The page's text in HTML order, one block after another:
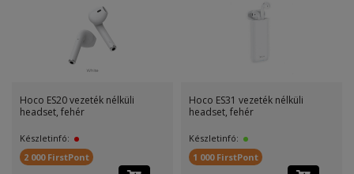
Hoco ES20 vezeték nélküli
headset, fehér
Készletinfó:
2 000 FirstPont
Hoco ES31 vezeték nélküli
headset, fehér
Készletinfó:
1 000 FirstPont